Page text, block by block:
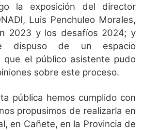
la exposición del director
Luis Penchuleo Morales,
2023 y los desafíos 2024; y
dispuso de un espacio
que el público asistente pudo
sobre este proceso.
pública hemos cumplido con
propusimos de realizarla en
en Cañete, en la Provincia de